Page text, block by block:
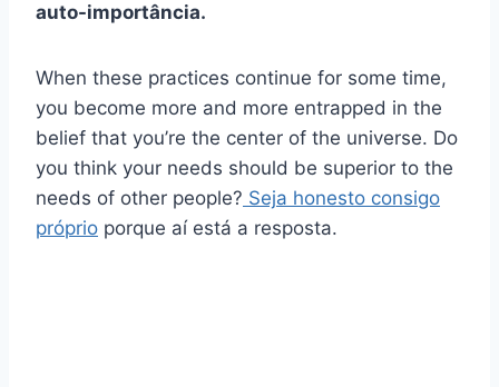
auto-importância.
When these practices continue for some time,
you become more and more entrapped in the
belief that you’re the center of the universe. Do
you think your needs should be superior to the
needs of other people? Seja honesto consigo
próprio porque aí está a resposta.